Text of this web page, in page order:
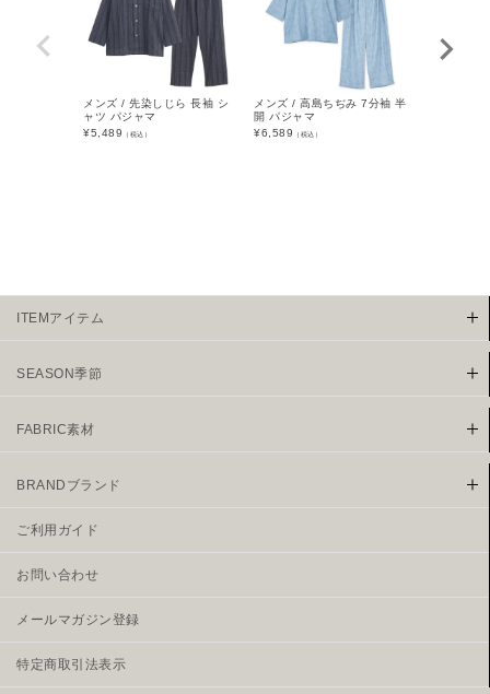
メンズ / 先染しじら 長袖 シ
ャツ パジャマ
¥5,489 （税込）
メンズ / 高島ちぢみ 7分袖 半
開 パジャマ
¥6,589 （税込）
ITEMアイテム
SEASON季節
FABRIC素材
BRANDブランド
ご利用ガイド
お問い合わせ
メールマガジン登録
特定商取引法表示